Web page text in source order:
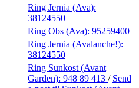
Ring Jernia (Ava):
38124550
Ring Obs (Ava): 95259400
Ring Jernia (Avalanche!):
38124550
Ring Sunkost (Avant
Garden): 948 89 413 / Send